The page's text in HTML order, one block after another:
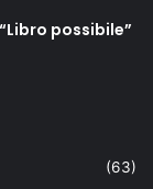
possibile”
(63)